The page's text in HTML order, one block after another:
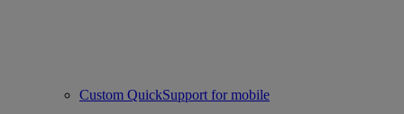
Custom QuickSupport for mobile